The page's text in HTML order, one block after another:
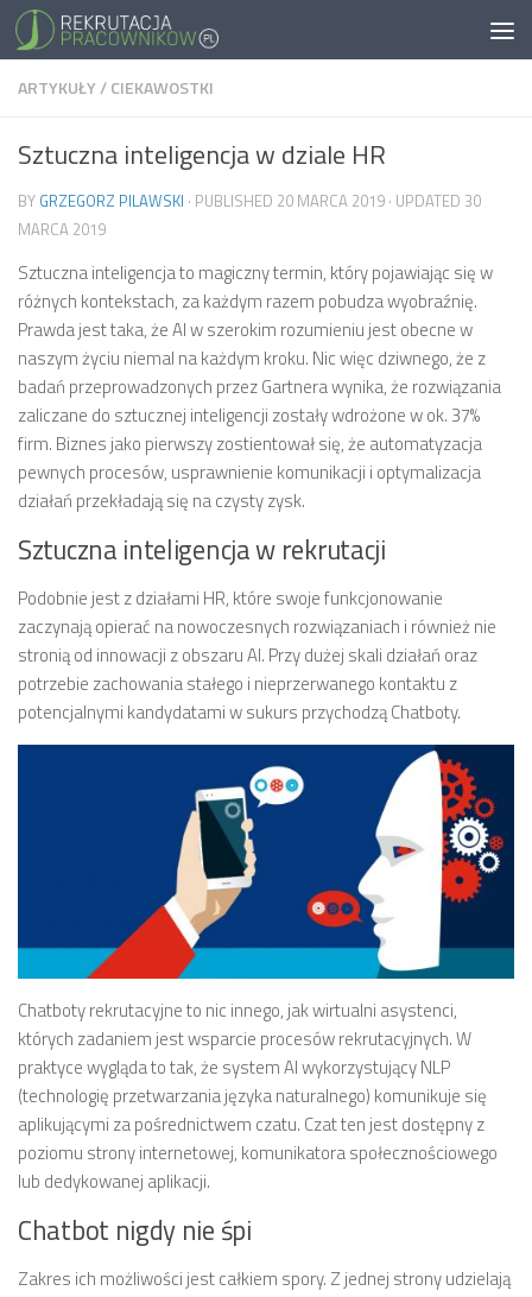
ARTYKUŁY/CIEKAWOSTKI
Sztuczna inteligencja w dziale HR
BY GRZEGORZ PILAWSKI · PUBLISHED 20 MARCA 2019 · UPDATED 30
MARCA 2019
Sztuczna inteligencja to magiczny termin, który pojawiając się w
różnych kontekstach, za każdym razem pobudza wyobraźnię.
Prawda jest taka, że AI w szerokim rozumieniu jest obecne w
naszym życiu niemal na każdym kroku. Nic więc dziwnego, że z
badań przeprowadzonych przez Gartnera wynika, że rozwiązania
zaliczane do sztucznej inteligencji zostały wdrożone w ok. 37%
firm. Biznes jako pierwszy zostientował się, że automatyzacja
pewnych procesów, usprawnienie komunikacji i optymalizacja
działań przekładają się na czysty zysk.
Sztuczna inteligencja w rekrutacji
Podobnie jest z działami HR, które swoje funkcjonowanie
zaczynają opierać na nowoczesnych rozwiązaniach i również nie
stronią od innowacji z obszaru AI. Przy dużej skali działań oraz
potrzebie zachowania stałego i nieprzerwanego kontaktu z
potencjalnymi kandydatami w sukurs przychodzą Chatboty.
Chatboty rekrutacyjne to nic innego, jak wirtualni asystenci,
których zadaniem jest wsparcie procesów rekrutacyjnych. W
praktyce wygląda to tak, że system AI wykorzystujący NLP
(technologię przetwarzania języka naturalnego) komunikuje się
aplikującymi za pośrednictwem czatu. Czat ten jest dostępny z
poziomu strony internetowej, komunikatora społecznościowego
lub dedykowanej aplikacji.
Chatbot nigdy nie śpi
Zakres ich możliwości jest całkiem spory. Z jednej strony udzielają